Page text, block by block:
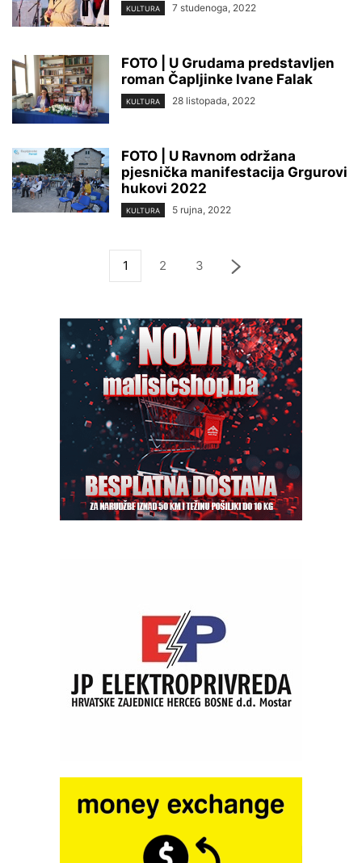
KULTURA 7 studenoga, 2022
FOTO | U Grudama predstavljen
roman Čapljinke Ivane Falak
KULTURA 28 listopada, 2022
FOTO | U Ravnom održana
pjesnička manifestacija Grgurovi
hukovi 2022
KULTURA 5 rujna, 2022
1 2 3